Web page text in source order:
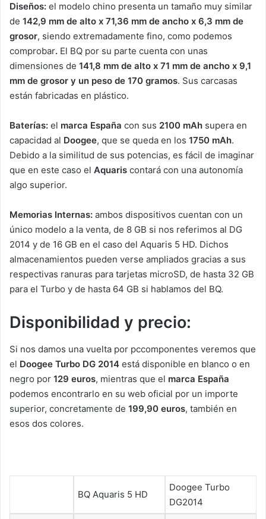
Diseños: el modelo chino presenta un tamaño muy similar
de 142,9 mm de alto x 71,36 mm de ancho x 6,3 mm de
grosor, siendo extremadamente fino, como podemos
comprobar. El BQ por su parte cuenta con unas
dimensiones de 141,8 mm de alto x 71 mm de ancho x 9,1
mm de grosor y un peso de 170 gramos. Sus carcasas
están fabricadas en plástico.
Baterías: el marca España con sus 2100 mAh supera en
capacidad al Doogee, que se queda en los 1750 mAh.
Debido a la similitud de sus potencias, es fácil de imaginar
que en este caso el Aquaris contará con una autonomía
algo superior.
Memorias Internas: ambos dispositivos cuentan con un
único modelo a la venta, de 8 GB si nos referimos al DG
2014 y de 16 GB en el caso del Aquaris 5 HD. Dichos
almacenamientos pueden verse ampliados gracias a sus
respectivas ranuras para tarjetas microSD, de hasta 32 GB
para el Turbo y de hasta 64 GB si hablamos del BQ.
Disponibilidad y precio:
Si nos damos una vuelta por pccomponentes veremos que
el Doogee Turbo DG 2014 está disponible en blanco o en
negro por 129 euros, mientras que el marca España
podemos encontrarlo en su web oficial por un importe
superior, concretamente de 199,90 euros, también en
esos dos colores.
BQ Aquaris 5 HD
Doogee Turbo
DG2014